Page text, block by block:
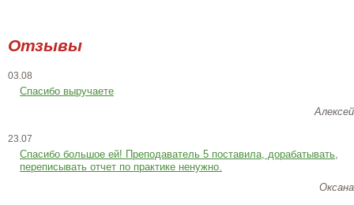
Отзывы
03.08
Спасибо выручаете
Алексей
23.07
Cпасибо большое ей! Преподаватель 5 поставила, дорабатывать,
переписывать отчет по практике ненужно.
Оксана